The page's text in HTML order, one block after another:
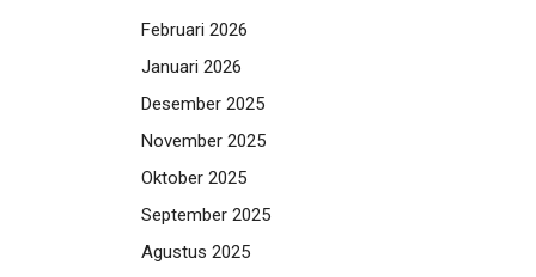
Februari 2026
Januari 2026
Desember 2025
November 2025
Oktober 2025
September 2025
Agustus 2025